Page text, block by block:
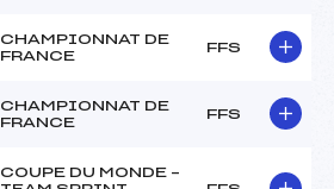
CHAMPIONNAT DE
FRANCE
FFS
CHAMPIONNAT DE
FRANCE
FFS
COUPE DU MONDE –